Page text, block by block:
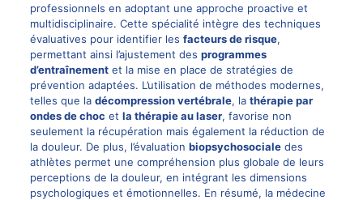
professionnels en adoptant une approche proactive et
multidisciplinaire. Cette spécialité intègre des techniques
évaluatives pour identifier les facteurs de risque,
permettant ainsi l’ajustement des programmes
d’entraînementet la mise en place de stratégies de
prévention adaptées. L’utilisation de méthodes modernes,
telles que la décompression vertébrale, la thérapie par
ondes de choc et la thérapie aulaser, favorise non
seulement la récupération mais également la réduction de
la douleur. De plus, l’évaluation biopsychosocialedes
athlètes permet une compréhension plus globale de leurs
perceptions de la douleur, en intégrant les dimensions
psychologiques et émotionnelles. En résumé, la médecine